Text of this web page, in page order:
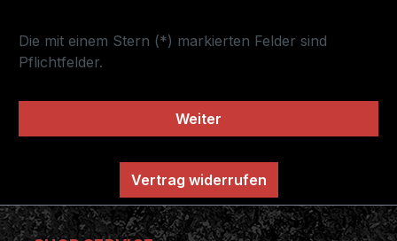
Die mit einem Stern (*) markierten Felder sind
Pflichtfelder.
Weiter
Vertrag widerrufen